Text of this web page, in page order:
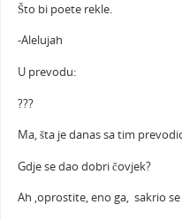
Što bi poete rekle.
-Alelujah
U prevodu:
???
Ma, šta je danas sa tim
Gdje se dao dobri čovjek?
Ah ,oprostite, eno ga, sakrio